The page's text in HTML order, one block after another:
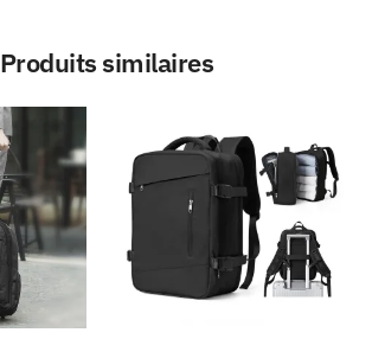
Produits similaires